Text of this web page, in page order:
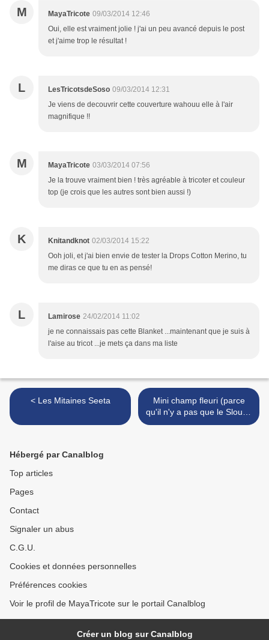
M MayaTricote 09/03/2014 12:46
Oui, elle est vraiment jolie ! j'ai un peu avancé depuis le post
et j'aime trop le résultat !
L LesTricotsdeSoso 09/03/2014 12:31
Je viens de decouvrir cette couverture wahouu elle à l'air
magnifique !!
M MayaTricote 03/03/2014 07:56
Je la trouve vraiment bien ! très agréable à tricoter et couleur
top (je crois que les autres sont bien aussi !)
K Knitandknot 02/03/2014 15:22
Ooh joli, et j'ai bien envie de tester la Drops Cotton Merino, tu
me diras ce que tu en as pensé!
L Lamirose 24/02/2014 11:02
je ne connaissais pas cette Blanket ...maintenant que je suis à
l'aise au tricot ...je mets ça dans ma liste
< Les Mitaines Seeta
Mini champ fleuri (parce
qu'il n'y a pas que le Slouch
dans la vie) >
Hébergé par Canalblog
Top articles
Pages
Contact
Signaler un abus
C.G.U.
Cookies et données personnelles
Préférences cookies
Voir le profil de MayaTricote sur le portail Canalblog
Créer un blog sur Canalblog